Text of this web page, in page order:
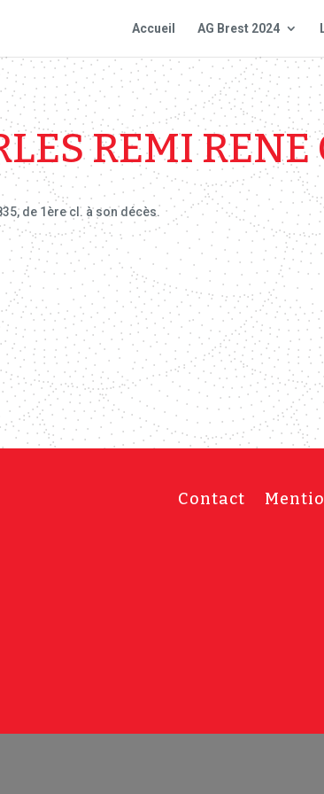
Accueil AG Brest 2024
REMI RENE
de 1ère cl. à son décès.
Contact